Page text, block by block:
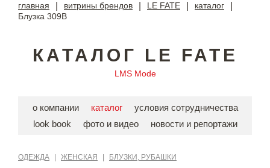
главная витрины брендов LE FATE каталог
Блузка 309В
КАТАЛОГ LE FATE
LMS Mode
о компании каталог
условия сотрудничества
look book
фото и видео новости и репортажи
ОДЕЖДА ЖЕНСКАЯ БЛУЗКИ, РУБАШКИ